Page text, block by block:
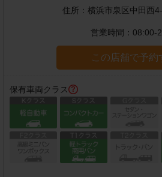
住所： 横浜市泉区中田西
営業時間： 08:00-
この店舗で予約
保有車両クラス